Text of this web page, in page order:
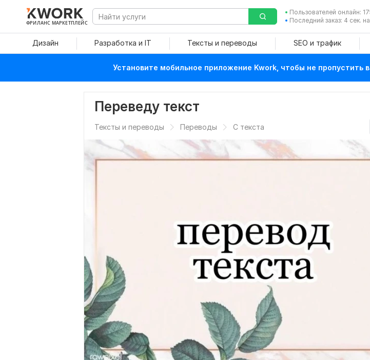
ФРИЛАНС МАРКЕТПЛЕЙС
Пользователей онлайн:
Последний заказ: 4 сек.
Дизайн Разработка и IT Тексты и переводы SEO и трафик
Установите мобильное приложение Kwork, чтобы не пропустить
Переведу текст
Тексты и переводы Переводы С текста